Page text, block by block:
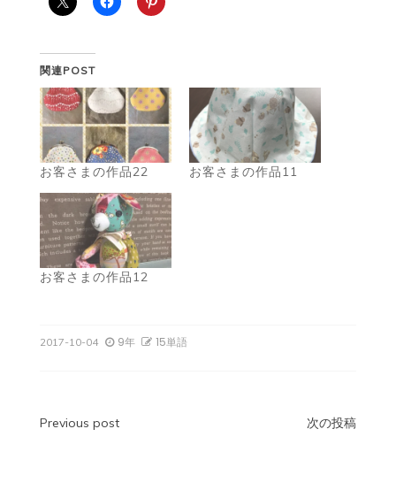
関連POST
お客さまの作品22 お客さまの作品11
お客さまの作品12
2017-10-04 9年 15単語
投
Previous post 次の投稿